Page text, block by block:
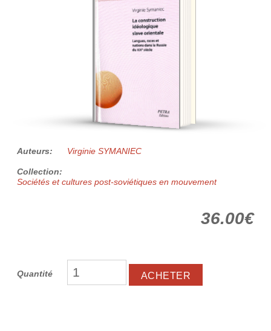
36.00€
Auteurs: Virginie SYMANIEC
Collection:
Sociétés et cultures post-soviétiques en mouvement
36.00€
Quantité